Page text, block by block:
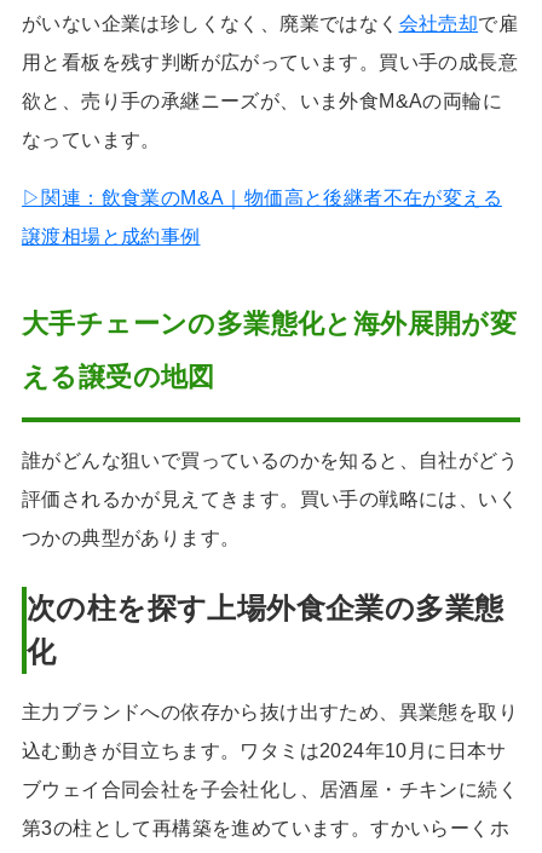
がいない企業は珍しくなく、廃業ではなく 会社売却で雇
用と看板を残す判断が広がっています。買い手の成長意
欲と、売り手の承継ニーズが、いま外食M&Aの両輪に
なっています。
▷関連：飲食業のM&A｜物価高と後継者不在が変える
譲渡相場と成約事例
大手チェーンの多業態化と海外展開が変
える譲受の地図
誰がどんな狙いで買っているのかを知ると、自社がどう
評価されるかが見えてきます。買い手の戦略には、いく
つかの典型があります。
次の柱を探す上場外食企業の多業態
化
主力ブランドへの依存から抜け出すため、異業態を取り
込む動きが目立ちます。ワタミは2024年10月に日本サ
ブウェイ合同会社を子会社化し、居酒屋・チキンに続く
第3の柱として再構築を進めています。すかいらーくホ